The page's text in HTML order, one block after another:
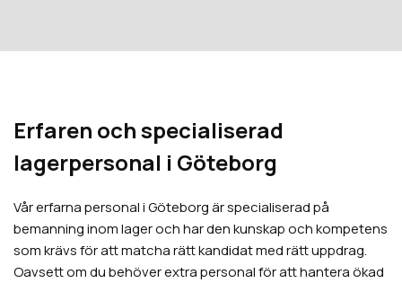
Erfaren och specialiserad
lagerpersonal i Göteborg
Vår erfarna personal i Göteborg är specialiserad på
bemanning inom lager och har den kunskap och kompetens
som krävs för att matcha rätt kandidat med rätt uppdrag.
Oavsett om du behöver extra personal för att hantera ökad